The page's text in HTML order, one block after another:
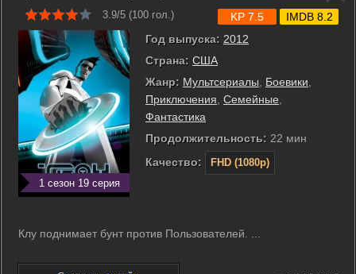
3.9/5 (100 гол.)
1 сезон 19 серия
Год выпуска: 2012
Страна: США
Жанр: Мультсериалы, Боевики,
Приключения, Семейные,
Фантастика
Продолжительность: 22 мин
Качество:
FHD (1080p)
KP 7.5 IMDB 8.2
Клу поднимает бунт против Пользователей. ...